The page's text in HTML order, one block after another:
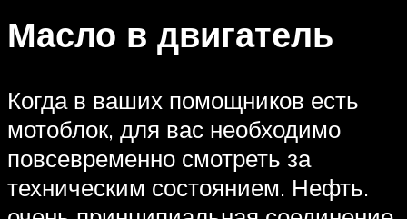
Масло в двигатель
Когда в ваших помощников есть
мотоблок, для вас необходимо
повсевременно смотреть за
техническим состоянием. Нефть.